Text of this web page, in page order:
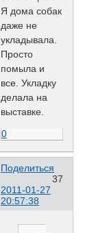
Я дома собак
даже не
укладывала.
Просто
помыла и
все. Укладку
делала на
выставке.
0
Поделиться
37
2011-01-27
20:57:38